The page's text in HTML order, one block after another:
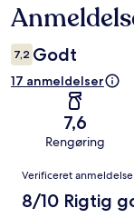
7,2 Godt
17 anmeldelser
7,6
Rengøring
Anmeldelser
Verificeret anmeldelse
8/10 Rigtig